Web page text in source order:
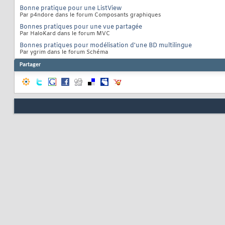
Bonne pratique pour une ListView
Par p4ndore dans le forum Composants graphiques
Bonnes pratiques pour une vue partagée
Par HaloKard dans le forum MVC
Bonnes pratiques pour modélisation d'une BD multilingue
Par ygrim dans le forum Schéma
Partager